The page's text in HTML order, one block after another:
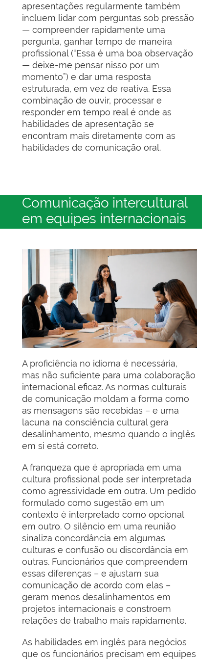
apresentações regularmente também
incluem lidar com perguntas sob pressão
— compreender rapidamente uma
pergunta, ganhar tempo de maneira
profissional (“Essa é uma boa observação
— deixe-me pensar nisso por um
momento”) e dar uma resposta
estruturada, em vez de reativa. Essa
combinação de ouvir, processar e
responder em tempo real é onde as
habilidades de apresentação se
encontram mais diretamente com as
habilidades de comunicação oral.
Comunicação intercultural
em equipes internacionais
A proficiência no idioma é necessária,
mas não suficiente para uma colaboração
internacional eficaz. As normas culturais
de comunicação moldam a forma como
as mensagens são recebidas – e uma
lacuna na consciência cultural gera
desalinhamento, mesmo quando o inglês
em si está correto.
A franqueza que é apropriada em uma
cultura profissional pode ser interpretada
como agressividade em outra. Um pedido
formulado como sugestão em um
contexto é interpretado como opcional
em outro. O silêncio em uma reunião
sinaliza concordância em algumas
culturas e confusão ou discordância em
outras. Funcionários que compreendem
essas diferenças – e ajustam sua
comunicação de acordo com elas –
geram menos desalinhamentos em
projetos internacionais e constroem
relações de trabalho mais rapidamente.
As habilidades em inglês para negócios
que os funcionários precisam em equipes